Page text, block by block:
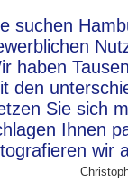
suchen
haben
den
Sie sich
Ihnen
wir